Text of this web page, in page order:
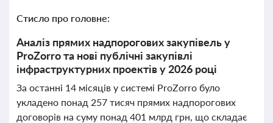
Стисло про головне:
Аналіз прямих надпорогових закупівель у
ProZorro та нові публічні закупівлі
інфраструктурних проектів у 2026 році
За останні 14 місяців у системі ProZorro було
укладено понад 257 тисяч прямих надпорогових
договорів на суму понад 401 млрд грн, що складає